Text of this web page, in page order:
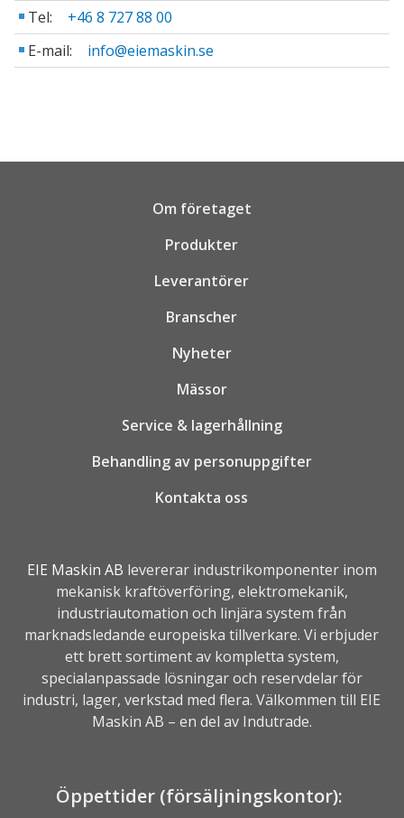
Tel:
+46 8 727 88 00
E-mail:
info@eiemaskin.se
Om företaget
Produkter
Leverantörer
Branscher
Nyheter
Mässor
Service & lagerhållning
Behandling av personuppgifter
Kontakta oss
EIE Maskin AB levererar industrikomponenter inom
mekanisk kraftöverföring, elektromekanik,
industriautomation och linjära system från
marknadsledande europeiska tillverkare. Vi erbjuder
ett brett sortiment av kompletta system,
specialanpassade lösningar och reservdelar för
industri, lager, verkstad med flera. Välkommen till EIE
Maskin AB – en del av Indutrade.
Öppettider (försäljningskontor):